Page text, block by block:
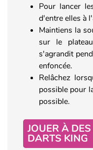
Pour lancer
d'entre elles à
Maintiens la
sur le
s'agrandit
enfoncée.
Relâchez
possible pour
possible.
JOUER À
DARTS KING